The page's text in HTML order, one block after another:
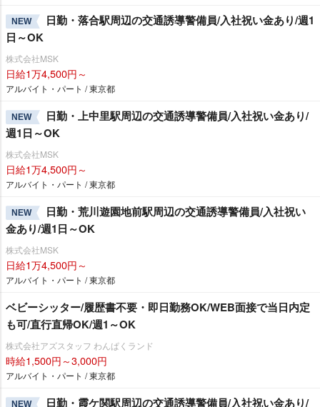
NEW
日勤・落合駅周辺の交通誘導警備員/入社祝い金あり/週1
日～OK
株式会社MSK
日給1万4,500円～
アルバイト・パート / 東京都
NEW
日勤・上中里駅周辺の交通誘導警備員/入社祝い金あり/
週1日～OK
株式会社MSK
日給1万4,500円～
アルバイト・パート / 東京都
NEW
日勤・荒川遊園地前駅周辺の交通誘導警備員/入社祝い
金あり/週1日～OK
株式会社MSK
日給1万4,500円～
アルバイト・パート / 東京都
ベビーシッター/履歴書不要・即日勤務OK/WEB面接で当日内定
も可/直行直帰OK/週1～OK
株式会社アズスタッフ わんぱくランド
時給1,500円～3,000円
アルバイト・パート / 東京都
NEW 日勤・霞ケ関駅周辺の交通誘導警備員/入社祝い金あり/